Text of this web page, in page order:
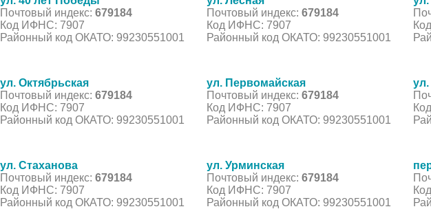
Почтовый индекс: 679184
Код ИФНС: 7907
Районный код ОКАТО: 99230551001
Почтовый индекс: 679184
Код ИФНС: 7907
Районный код ОКАТО: 99230551001
ул. Октябрьская
Почтовый индекс: 679184
Код ИФНС: 7907
Районный код ОКАТО: 99230551001
ул. Первомайская
Почтовый индекс: 679184
Код ИФНС: 7907
Районный код ОКАТО: 99230551001
ул. Стаханова
Почтовый индекс: 679184
Код ИФНС: 7907
Районный код ОКАТО: 99230551001
ул. Урминская
Почтовый индекс: 679184
Код ИФНС: 7907
Районный код ОКАТО: 99230551001